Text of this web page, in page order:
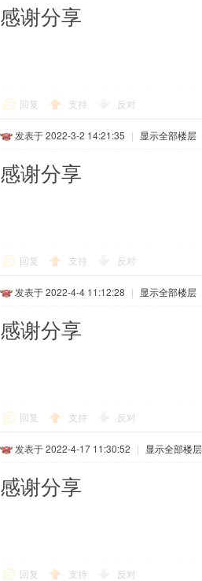
感谢分享
回复 支持 反对
发表于 2022-3-2 14:21:35 | 显示全部楼层
感谢分享
回复 支持 反对
发表于 2022-4-4 11:12:28 | 显示全部楼层
感谢分享
回复 支持 反对
发表于 2022-4-17 11:30:52 | 显示全部楼层
感谢分享
回复 支持 反对